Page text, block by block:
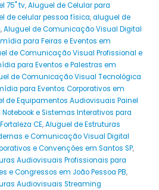
75" tv,Aluguel de Celular para
de celular pessoa física,aluguel de
,Aluguel de Comunicação Visual Digital
para Feiras e Eventos em
de Comunicação Visual Profissional e
para Eventos e Palestras em
de Comunicação Visual Tecnológica
para Eventos Corporativos em
de Equipamentos Audiovisuais Painel
Notebook e Sistemas Interativos para
CE,Aluguel de Estruturas
e Comunicação Visual Digital
e Convenções em Santos SP,
Audiovisuais Profissionais para
e Congressos em João Pessoa PB,
Audiovisuais Streaming